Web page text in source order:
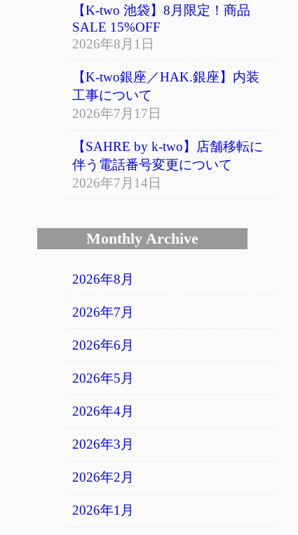
【K-two 池袋】8月限定！商品
SALE 15%OFF
2026年8月1日
【K-two銀座／HAK.銀座】内装
工事について
2026年7月17日
【SAHRE by k-two】店舗移転に
伴う電話番号変更について
2026年7月14日
Monthly Archive
2026年8月
2026年7月
2026年6月
2026年5月
2026年4月
2026年3月
2026年2月
2026年1月